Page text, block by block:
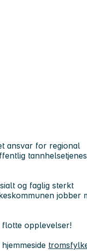
ansvar for regional
og faglig sterkt
jobber
opplevelser!